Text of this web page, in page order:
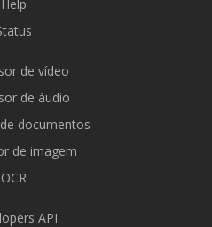
Help
de vídeo
de áudio
documentos
de imagem
OCR
API